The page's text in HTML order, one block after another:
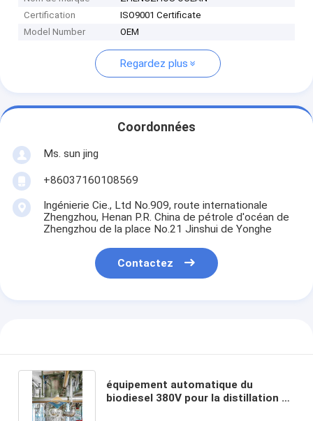
Certification
ISO9001 Certificate
Model Number
OEM
Regardez plus
Coordonnées
Ms. sun jing
+86037160108569
Ingénierie Cie., Ltd No.909, route internationale
Zhengzhou, Henan P.R. China de pétrole d'océan de
Zhengzhou de la place No.21 Jinshui de Yonghe
Contactez
équipement automatique du
biodiesel 380V pour la distillation et